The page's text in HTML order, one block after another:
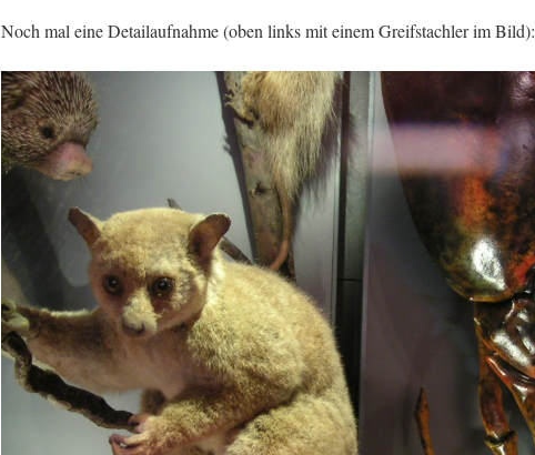
Noch mal eine Detailaufnahme (oben links mit einem Greifstachler im Bild):